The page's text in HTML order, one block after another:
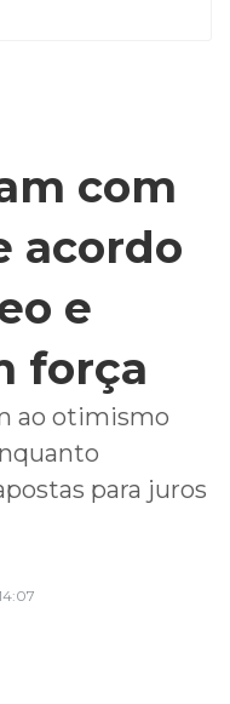
com
acordo
e
força
ao otimismo
para juros